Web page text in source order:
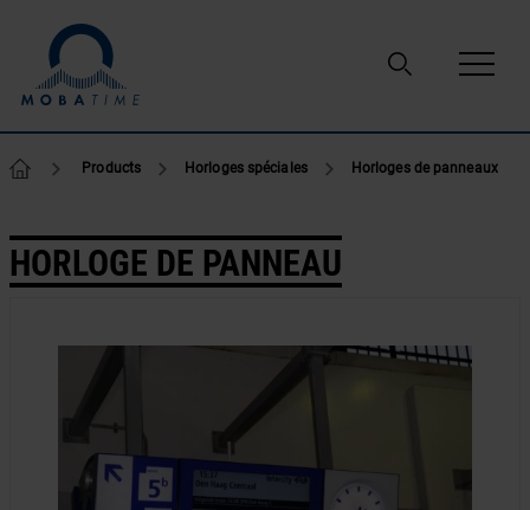
Products Horloges spéciales Horloges de panneaux
HORLOGE DE PANNEAU